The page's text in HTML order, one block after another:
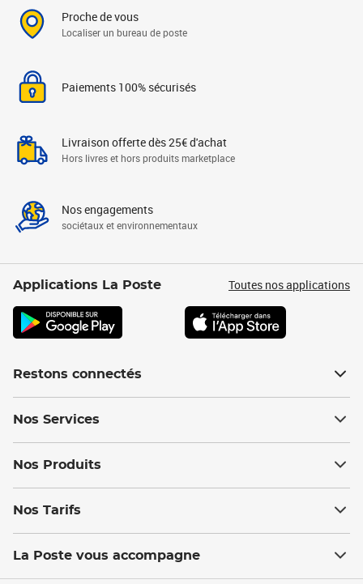
Proche de vous
Localiser un bureau de poste
Paiements 100% sécurisés
Livraison offerte dès 25€ d'achat
Hors livres et hors produits marketplace
Nos engagements
sociétaux et environnementaux
Applications La Poste Toutes nos applications
Restons connectés
Nos Services
Nos Produits
Nos Tarifs
La Poste vous accompagne